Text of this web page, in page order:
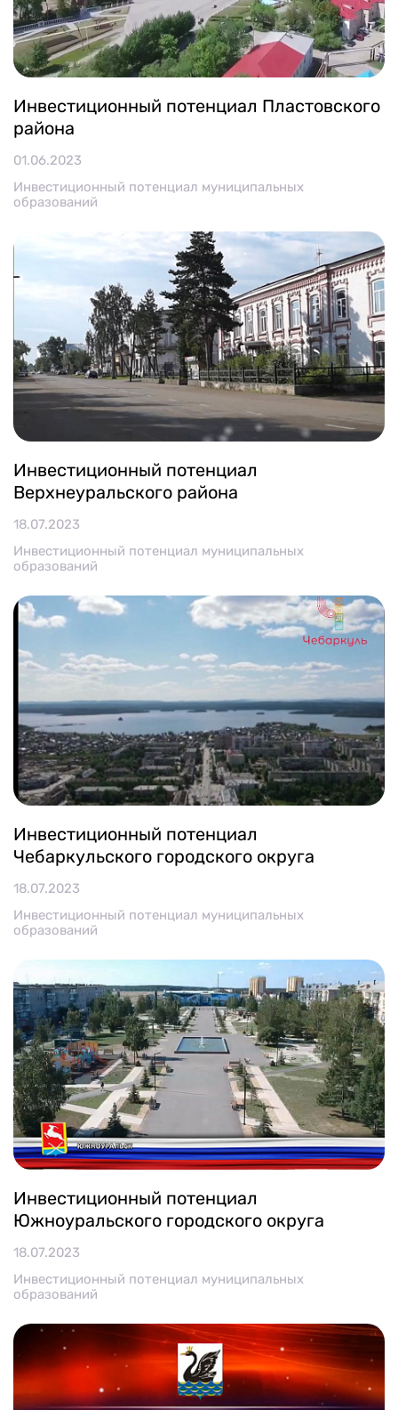
Инвестиционный потенциал Пластовского
района
01.06.2023
Инвестиционный потенциал муниципальных
образований
Инвестиционный потенциал
Верхнеуральского района
18.07.2023
Инвестиционный потенциал муниципальных
образований
Инвестиционный потенциал
Чебаркульского городского округа
18.07.2023
Инвестиционный потенциал муниципальных
образований
Инвестиционный потенциал
Южноуральского городского округа
18.07.2023
Инвестиционный потенциал муниципальных
образований